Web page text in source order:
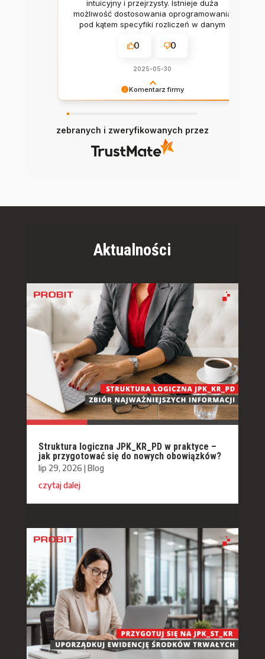
Komentarz firmy
wdzięczni za Państwa opinię.
intuicyjny i przejrzysty. Istnieje duża
możliwość dostosowania oprogramowania
pod kątem specyfiki rozliczeń w danym
pomocni, cierpliwi, wykazują się dużym
przebiega w miłej atmosferze i spokoju.
Dziękujemy bardzo za wsparcie i pomoc!
0 0
2025-05-30
zebranych i zweryfikowanych przez
Aktualności
Struktura logiczna JPK_KR_PD w praktyce –
jak przygotować się do nowych obowiązków?
lip 29, 2026 |Blog
czytaj dalej